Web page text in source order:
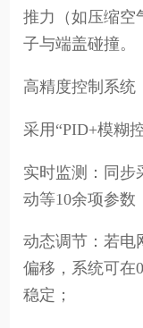
推力（如压缩空
子与端盖碰撞。
高精度控制系统
采用“PID+模糊
实时监测：同步
动等10余项参数
动态调节：若电
偏移，系统可在
稳定；